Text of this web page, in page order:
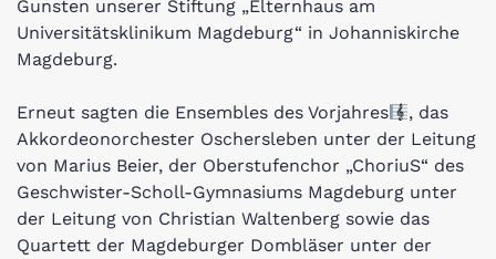
Gunsten unserer Stiftung „Elternhaus am
Universitätsklinikum Magdeburg“ in Johanniskirche
Magdeburg.
Erneut sagten die Ensembles des Vorjahres
, das
Akkordeonorchester Oschersleben unter der Leitung
von Marius Beier, der Oberstufenchor „ChoriuS“ des
Geschwister-Scholl-Gymnasiums Magdeburg unter
der Leitung von Christian Waltenberg sowie das
Quartett der Magdeburger Dombläser unter der